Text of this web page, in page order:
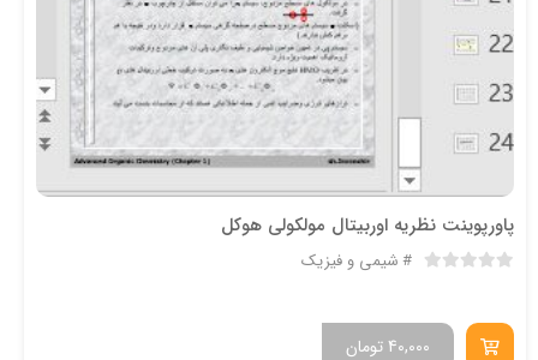
پاورپوینت نظریه اوربیتال مولکولی هوکل
شیمی و فیزیک
تومان40,000